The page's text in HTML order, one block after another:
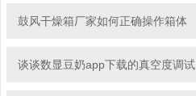
鼓风干燥箱厂家如何正确操作箱体
谈谈数显豆奶app下载的真空度调试